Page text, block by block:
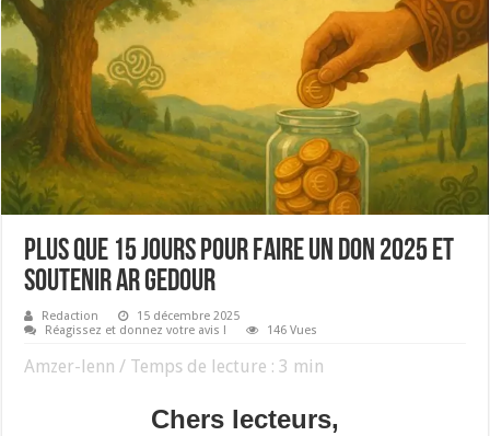
Plus que 15 jours pour faire un don 2025 et
soutenir Ar Gedour
Redaction
15 décembre 2025
Réagissez et donnez votre avis !
146 Vues
Amzer-lenn / Temps de lecture :3 min
Chers lecteurs,